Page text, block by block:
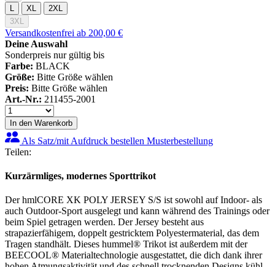
XL
2XL
3XL
Versandkostenfrei ab 200,00 €
Deine Auswahl
Sonderpreis nur gültig bis
Farbe: BLACK
Größe: Bitte Größe wählen
Preis: Bitte Größe wählen
Art.-Nr.: 211455-2001
In den Warenkorb
Als Satz/mit Aufdruck bestellen Musterbestellung
Teilen:
Kurzärmliges, modernes Sporttrikot
Der hmlCORE XK POLY JERSEY S/S ist sowohl auf Indoor- als
auch Outdoor-Sport ausgelegt und kann während des Trainings oder
beim Spiel getragen werden. Der Jersey besteht aus
strapazierfähigem, doppelt gestricktem Polyestermaterial, das dem
Tragen standhält. Dieses hummel® Trikot ist außerdem mit der
BEECOOL® Materialtechnologie ausgestattet, die dich dank ihrer